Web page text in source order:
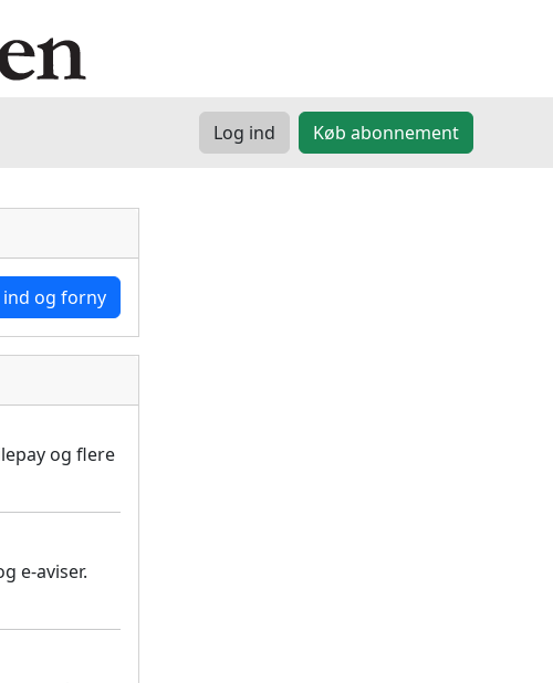
Log ind Køb abonnement
ind og forny
og flere
e-aviser.